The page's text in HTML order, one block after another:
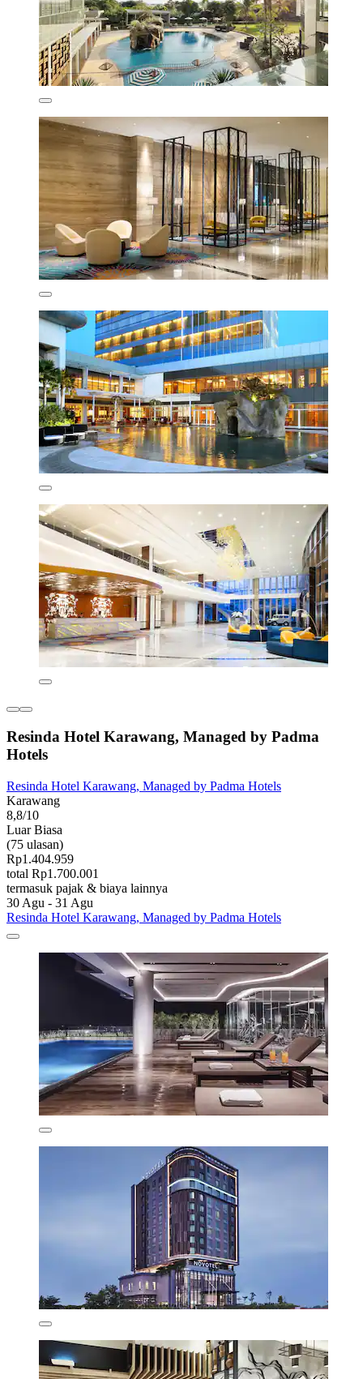
Resinda Hotel Karawang, Managed by Padma
Hotels
Resinda Hotel Karawang, Managed by Padma Hotels
Karawang
8,8/10
Luar Biasa
(75 ulasan)
Rp1.404.959
total Rp1.700.001
termasuk pajak & biaya lainnya
30 Agu - 31 Agu
Resinda Hotel Karawang, Managed by Padma Hotels